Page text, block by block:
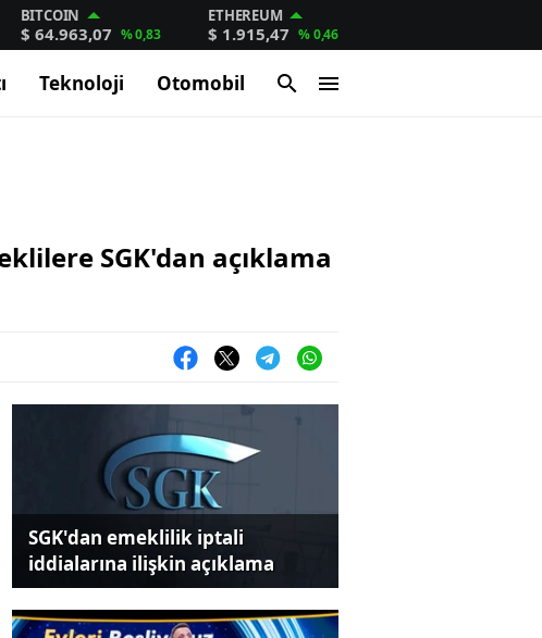
BITCOIN
$ 64.963,07 % 0,83
ETHEREUM
$ 1.915,47 % 0,46
Teknoloji Otomobil
SGK'dan açıklama
SGK'dan emeklilik iptali
iddialarına ilişkin açıklama